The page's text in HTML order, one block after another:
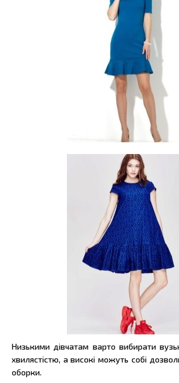
Низькими дівчатам варто вибирати
хвилястістю, а високі можуть собі
оборки.